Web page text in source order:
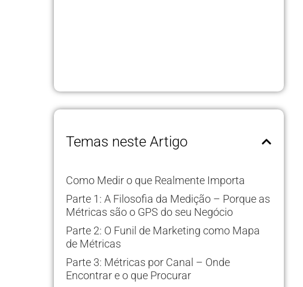
Temas neste Artigo
Como Medir o que Realmente Importa
Parte 1: A Filosofia da Medição – Porque as
Métricas são o GPS do seu Negócio
Parte 2: O Funil de Marketing como Mapa
de Métricas
Parte 3: Métricas por Canal – Onde
Encontrar e o que Procurar